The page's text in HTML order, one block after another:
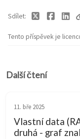
Tento příspěvek je
Sdílet
Další čtení
11. bře 2025
Vlastní data
druhá - graf